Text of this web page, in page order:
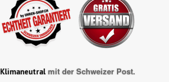
Klimaneutralmit der Schweizer Post.